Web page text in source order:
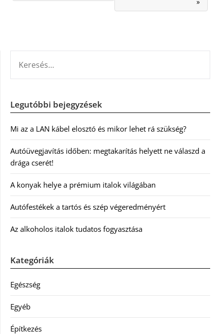
Legutóbbi bejegyzések
Mi az a LAN kábel elosztó és mikor lehet rá szükség?
Autóüvegjavítás időben: megtakarítás helyett ne válaszd a
drága cserét!
A konyak helye a prémium italok világában
Autófestékek a tartós és szép végeredményért
Az alkoholos italok tudatos fogyasztása
Kategóriák
Egészség
Egyéb
Építkezés